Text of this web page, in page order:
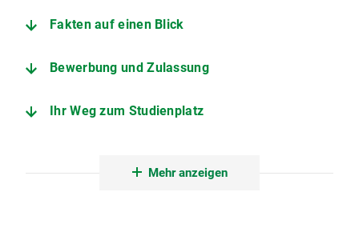
Fakten auf einen Blick
Bewerbung und Zulassung
Ihr Weg zum Studienplatz
Mehr anzeigen